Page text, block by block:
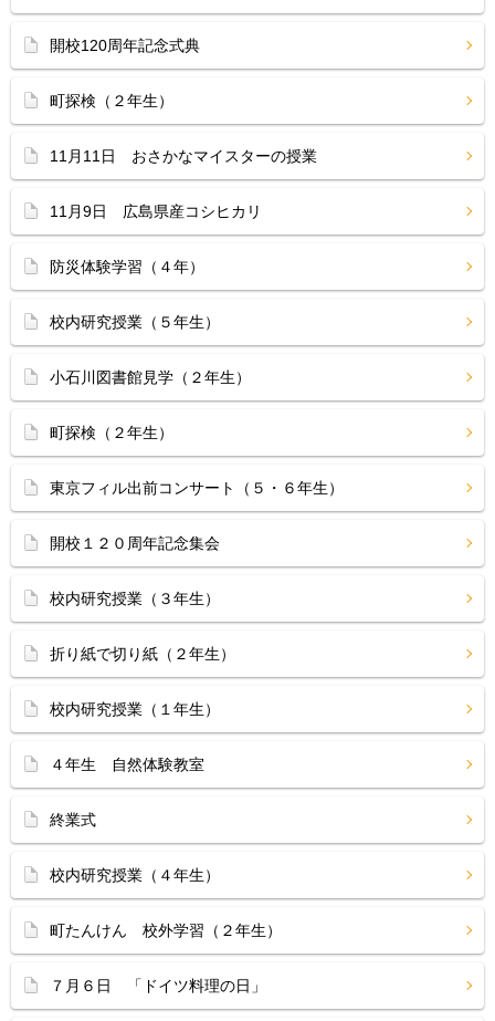
開校120周年記念式典
町探検（２年生）
11月11日 おさかなマイスターの授業
11月9日 広島県産コシヒカリ
防災体験学習（４年）
校内研究授業（５年生）
小石川図書館見学（２年生）
町探検（２年生）
東京フィル出前コンサート（５・６年生）
開校１２０周年記念集会
校内研究授業（３年生）
折り紙で切り紙（２年生）
校内研究授業（１年生）
４年生 自然体験教室
終業式
校内研究授業（４年生）
町たんけん 校外学習（２年生）
７月６日 「ドイツ料理の日」